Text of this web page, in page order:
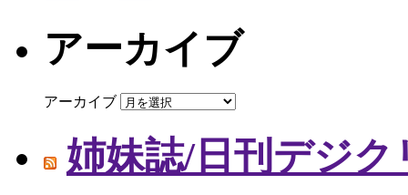
アーカイブ
アーカイブ
姉妹誌/日刊デジク